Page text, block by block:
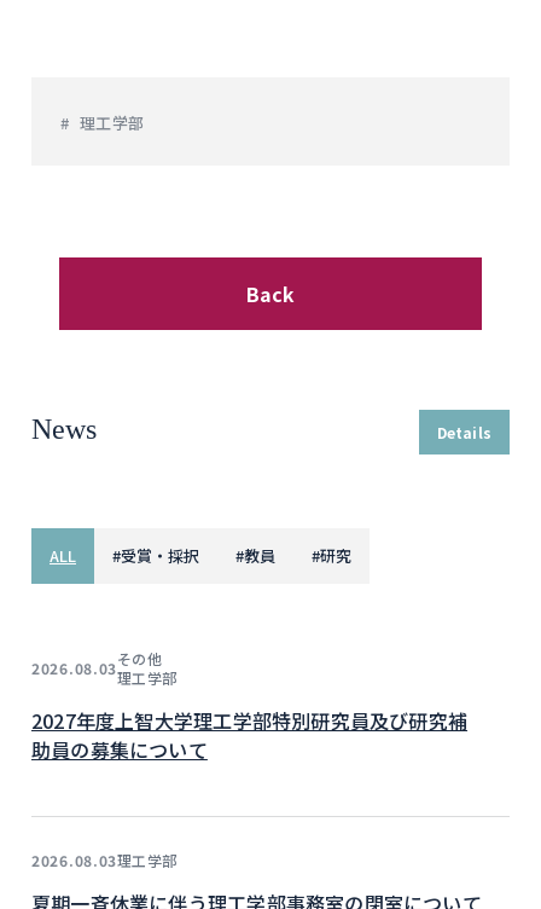
理工学部
Back
News Details
ALL #受賞・採択 #教員 #研究
2026.08.03その他
理工学部
2027年度上智大学理工学部特別研究員及び研究補
助員の募集について
2026.08.03理工学部
夏期一斉休業に伴う理工学部事務室の閉室について